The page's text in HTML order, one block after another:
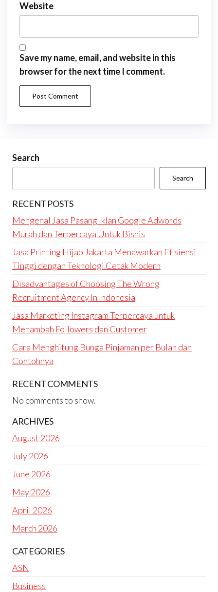
Website
Save my name, email, and website in this
browser for the next time I comment.
Search
Search
RECENT POSTS
Mengenal Jasa Pasang Iklan Google Adwords
Murah dan Terpercaya Untuk Bisnis
Jasa Printing Hijab Jakarta Menawarkan Efisiensi
Tinggi dengan Teknologi Cetak Modern
Disadvantages of Choosing The Wrong
Recruitment Agency In Indonesia
Jasa Marketing Instagram Terpercaya untuk
Menambah Followers dan Customer
Cara Menghitung Bunga Pinjaman per Bulan dan
Contohnya
RECENT COMMENTS
No comments to show.
ARCHIVES
August 2026
July 2026
June 2026
May 2026
April 2026
March 2026
CATEGORIES
ASN
Business